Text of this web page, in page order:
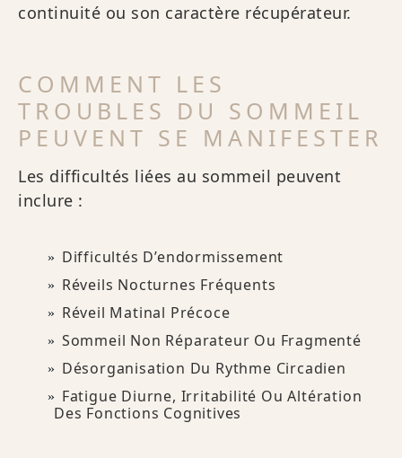
continuité ou son caractère récupérateur.
COMMENT LES
TROUBLES DU SOMMEIL
PEUVENT SE MANIFESTER
Les difficultés liées au sommeil peuvent
inclure :
Difficultés D’endormissement
Réveils Nocturnes Fréquents
Réveil Matinal Précoce
Sommeil Non Réparateur Ou Fragmenté
Désorganisation Du Rythme Circadien
Fatigue Diurne, Irritabilité Ou Altération
Des Fonctions Cognitives